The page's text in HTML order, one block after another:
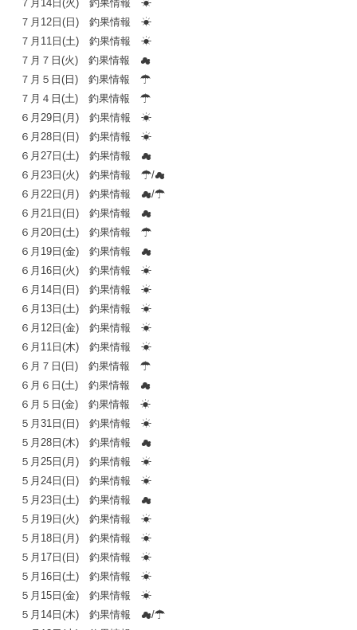
７月14日(火) 釣果情報 ☀
７月12日(日) 釣果情報 ☀
７月11日(土) 釣果情報 ☀
７月７日(火) 釣果情報 ☁
７月５日(日) 釣果情報 ☂
７月４日(土) 釣果情報 ☂
６月29日(月) 釣果情報 ☀
６月28日(日) 釣果情報 ☀
６月27日(土) 釣果情報 ☁
６月23日(火) 釣果情報 ☂/☁
６月22日(月) 釣果情報 ☁/☂
６月21日(日) 釣果情報 ☁
６月20日(土) 釣果情報 ☂
６月19日(金) 釣果情報 ☁
６月16日(火) 釣果情報 ☀
６月14日(日) 釣果情報 ☀
６月13日(土) 釣果情報 ☀
６月12日(金) 釣果情報 ☀
６月11日(木) 釣果情報 ☀
６月７日(日) 釣果情報 ☂
６月６日(土) 釣果情報 ☁
６月５日(金) 釣果情報 ☀
５月31日(日) 釣果情報 ☀
５月28日(木) 釣果情報 ☁
５月25日(月) 釣果情報 ☀
５月24日(日) 釣果情報 ☀
５月23日(土) 釣果情報 ☁
５月19日(火) 釣果情報 ☀
５月18日(月) 釣果情報 ☀
５月17日(日) 釣果情報 ☀
５月16日(土) 釣果情報 ☀
５月15日(金) 釣果情報 ☀
５月14日(木) 釣果情報 ☁/☂